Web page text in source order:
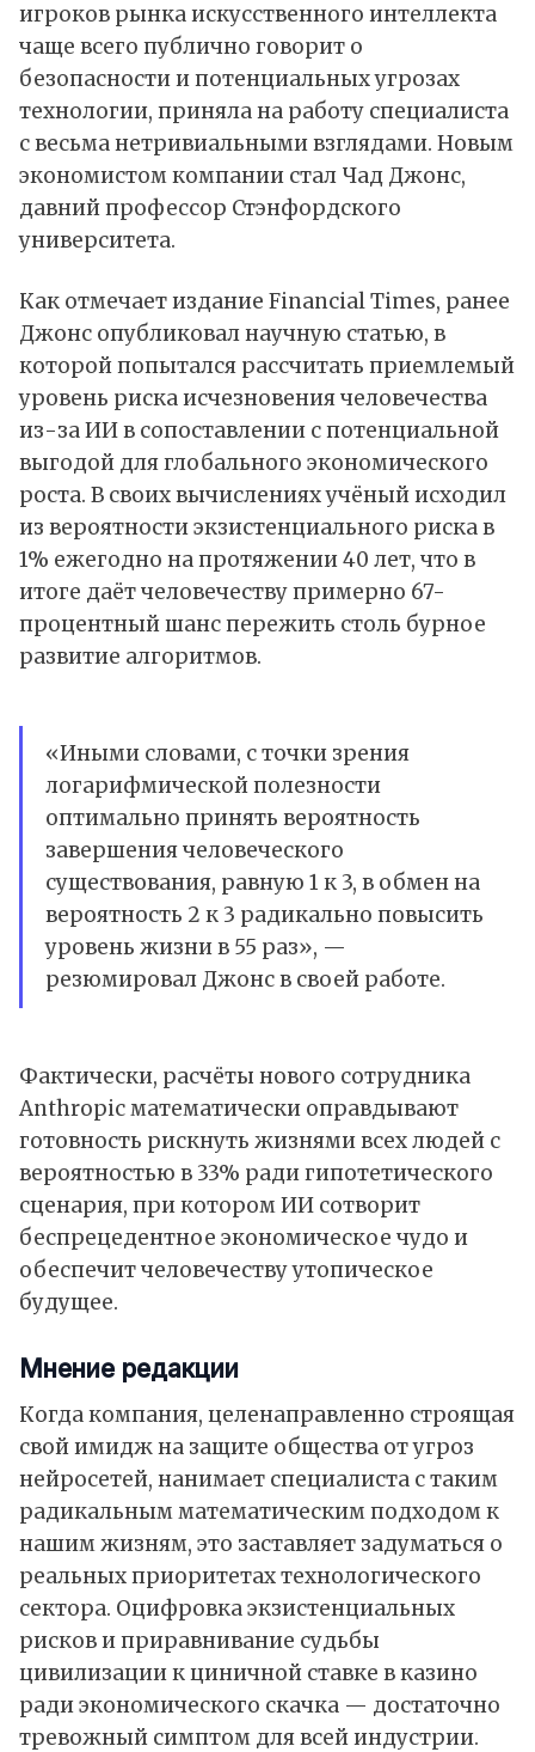
игроков рынка искусственного интеллекта
чаще всего публично говорит о
безопасности и потенциальных угрозах
технологии, приняла на работу специалиста
с весьма нетривиальными взглядами. Новым
экономистом компании стал Чад Джонс,
давний профессор Стэнфордского
университета.
Как отмечаетиздание Financial Times, ранее
Джонс опубликовал научную статью, в
которой попытался рассчитать приемлемый
уровень риска исчезновения человечества
из-за ИИ в сопоставлении с потенциальной
выгодой для глобального экономического
роста. В своих вычислениях учёный исходил
из вероятности экзистенциального риска в
1% ежегодно на протяжении 40 лет, что в
итоге даёт человечеству примерно 67-
процентный шанс пережить столь бурное
развитие алгоритмов.
«Иными словами, с точки зрения
логарифмической полезности
оптимально принять вероятность
завершения человеческого
существования, равную 1 к 3, в обмен на
вероятность 2 к 3 радикально повысить
уровень жизни в 55 раз», —
резюмировал Джонс в своей работе.
Фактически, расчёты нового сотрудника
Anthropic математически оправдывают
готовность рискнуть жизнями всех людей с
вероятностью в 33% ради гипотетического
сценария, при котором ИИ сотворит
беспрецедентное экономическое чудо и
обеспечит человечеству утопическое
будущее.
Мнение редакции
Когда компания, целенаправленно строящая
свой имидж на защите общества от угроз
нейросетей, нанимает специалиста с таким
радикальным математическим подходом к
нашим жизням, это заставляет задуматься о
реальных приоритетах технологического
сектора. Оцифровка экзистенциальных
рисков и приравнивание судьбы
цивилизации к циничной ставке в казино
ради экономического скачка — достаточно
тревожный симптом для всей индустрии.